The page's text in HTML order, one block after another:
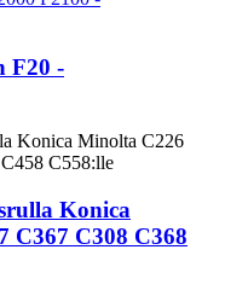
F20 -
Konica
C367 C308 C368